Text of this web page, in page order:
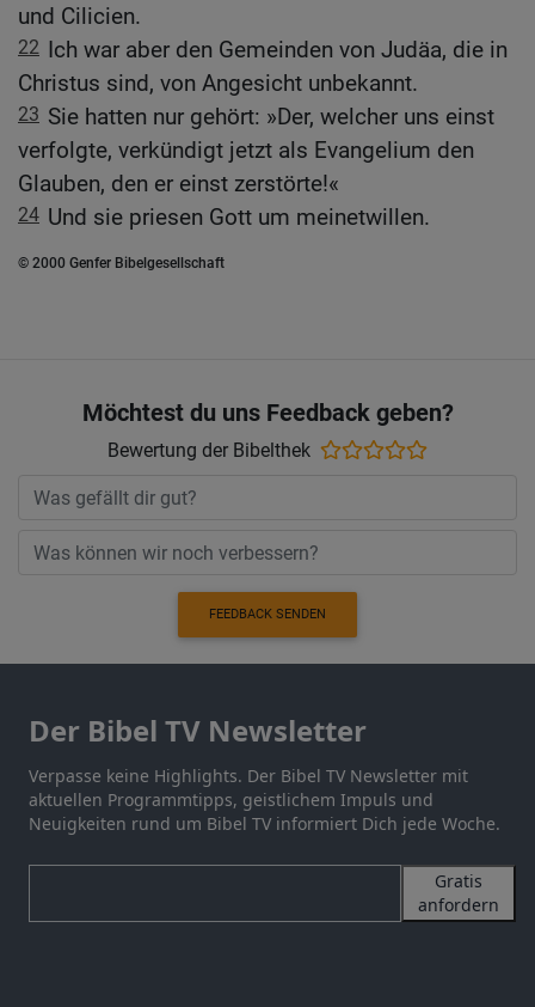
und Cilicien.
22 Ich war aber den Gemeinden von Judäa, die in
Christus sind, von Angesicht unbekannt.
23 Sie hatten nur gehört: »Der, welcher uns einst
verfolgte, verkündigt jetzt als Evangelium den
Glauben, den er einst zerstörte!«
24 Und sie priesen Gott um meinetwillen.
© 2000 Genfer Bibelgesellschaft
Möchtest du uns Feedback geben?
Bewertung der Bibelthek
FEEDBACK SENDEN
Der Bibel TV Newsletter
Verpasse keine Highlights. Der Bibel TV Newsletter mit
aktuellen Programmtipps, geistlichem Impuls und
Neuigkeiten rund um Bibel TV informiert Dich jede Woche.
Gratis
anfordern